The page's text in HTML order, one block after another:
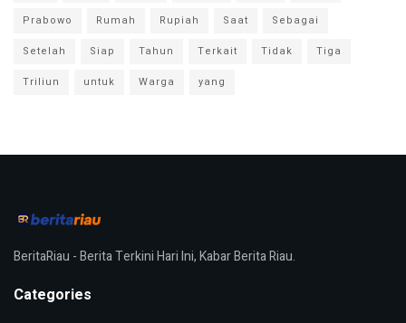
Prabowo
Rumah Rupiah Saat
Sebagai
Setelah
Siap Tahun Terkait Tidak
Tiga
Triliun
untuk Warga yang
BeritaRiau - Berita Terkini Hari Ini, Kabar Berita Riau.
Categories